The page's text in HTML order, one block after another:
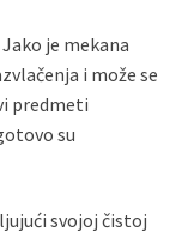
Jako je mekana
i može se
predmeti
su
svojoj čistoj